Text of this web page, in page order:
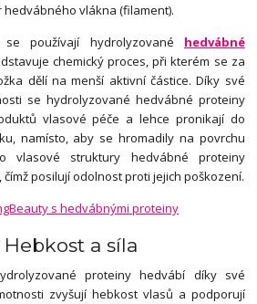
vlákna (filament).
používají hydrolyzované hedvábné
chemický proces, při kterém se za
dělí na menší aktivní částice. Díky své
se hydrolyzované hedvábné proteiny
vlasové péče a lehce pronikají do
namísto, aby se hromadily na povrchu
vlasové struktury hedvábné proteiny
posilují odolnost proti jejich poškození.
a síla
proteiny hedvábí díky své
zvyšují hebkost vlasů a podporují